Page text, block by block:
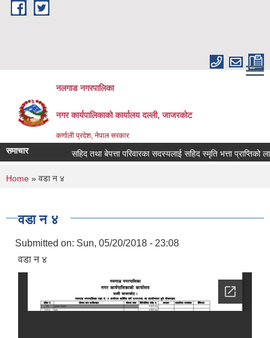
Skip to main content
नलगाड नगरपालिका
नगर कार्यपालिकाको कार्यालय दल्ली, जाजरकाेट
कर्णाली प्रदेश, नेपाल सरकार
समाचार सहिद तथा बेपत्ता परिवारका सदस्यलाई सहिद स्मृति भत्ता प्राप्तिको लागि
You are here
Home » वडा न ४
वडा न ४
Submitted on: Sun, 05/20/2018 - 23:08
वडा न ४